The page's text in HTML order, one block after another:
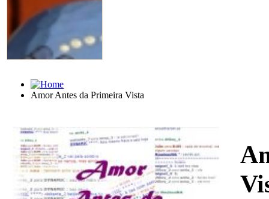
Amor Antes da Primeira Vista
Download